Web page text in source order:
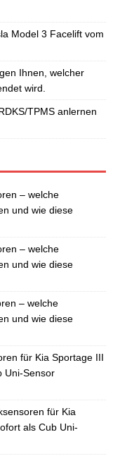
Model 3 Facelift vom
Ihnen, welcher
wird.
TPMS anlernen
– welche
und wie diese
– welche
und wie diese
– welche
und wie diese
für Kia Sportage III
Uni-Sensor
für Kia
als Cub Uni-